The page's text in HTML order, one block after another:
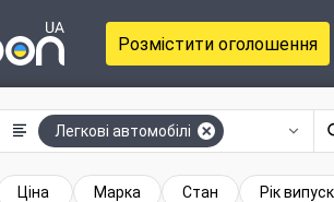
Розмістити оголошення
Легкові автомобілі
Ціна Марка Стан Рік